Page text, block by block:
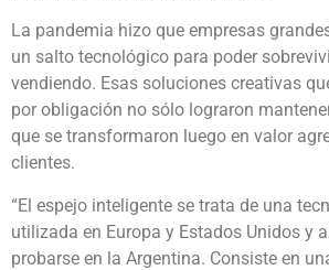
La pandemia hizo que empresas
un salto tecnológico para poder
vendiendo. Esas soluciones creativas
por obligación no sólo lograron
que se transformaron luego en valor
clientes.
“El espejo inteligente se trata de una
utilizada en Europa y Estados Unidos y
probarse en la Argentina. Consiste en